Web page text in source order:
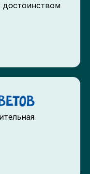
достоинством